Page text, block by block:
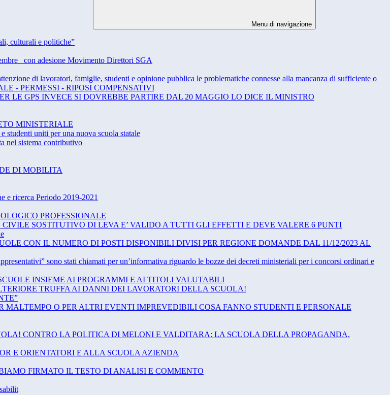
Menu di navigazione
culturali e politiche”
con adesione Movimento Direttori SGA
di lavoratori, famiglie, studenti e opinione pubblica le problematiche connesse alla mancanza di sufficiente o
- PERMESSI - RIPOSI COMPENSATIVI
LE GPS INVECE SI DOVREBBE PARTIRE DAL 20 MAGGIO LO DICE IL MINISTRO
MINISTERIALE
uniti per una nuova scuola statale
nel sistema contributivo
DI MOBILITA
e ricerca Periodo 2019-2021
PROFESSIONALE
SOSTITUTIVO DI LEVA E’ VALIDO A TUTTI GLI EFFETTI E DEVE VALERE 6 PUNTI
CON IL NUMERO DI POSTI DISPONIBILI DIVISI PER REGIONE DOMANDE DAL 11/12/2023 AL
sono stati chiamati per un’informativa riguardo le bozze dei decreti ministeriali per i concorsi ordinari e
INSIEME AI PROGRAMMI E AI TITOLI VALUTABILI
TRUFFA AI DANNI DEI LAVORATORI DELLA SCUOLA!
O PER ALTRI EVENTI IMPREVEDIBILI COSA FANNO STUDENTI E PERSONALE
CONTRO LA POLITICA DI MELONI E VALDITARA: LA SCUOLA DELLA PROPAGANDA,
E ORIENTATORI E ALLA SCUOLA AZIENDA
FIRMATO IL TESTO DI ANALISI E COMMENTO